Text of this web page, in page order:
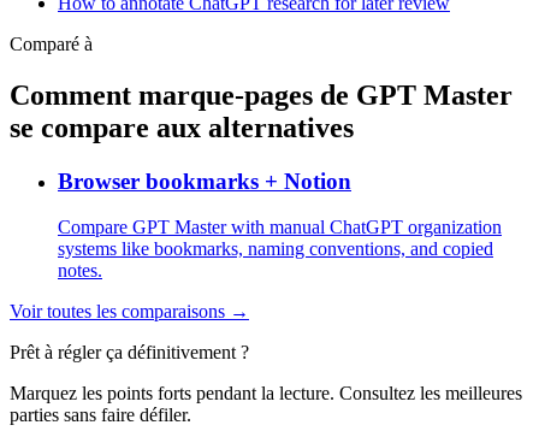
Comparé à
Comment marque-pages de GPT Master
se compare aux alternatives
Browser bookmarks + Notion
Compare GPT Master with manual ChatGPT organization
systems like bookmarks, naming conventions, and copied
notes.
Voir toutes les comparaisons →
Prêt à régler ça définitivement ?
Marquez les points forts pendant la lecture. Consultez les meilleures
parties sans faire défiler.